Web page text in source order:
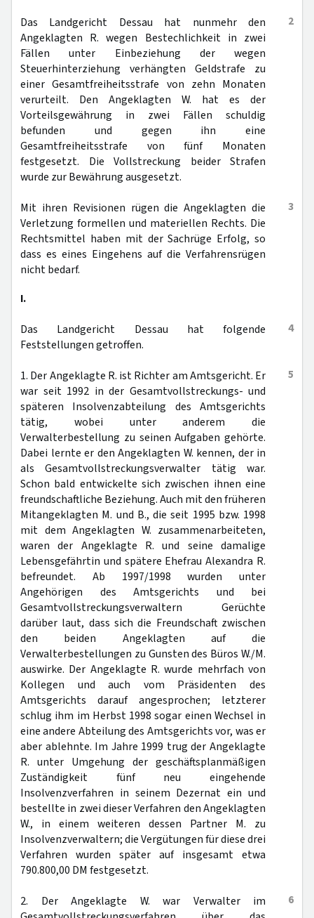
2
Das Landgericht Dessau hat nunmehr den
Angeklagten R. wegen Bestechlichkeit in zwei
Fällen unter Einbeziehung der wegen
Steuerhinterziehung verhängten Geldstrafe zu
einer Gesamtfreiheitsstrafe von zehn Monaten
verurteilt. Den Angeklagten W. hat es der
Vorteilsgewährung in zwei Fällen schuldig
befunden und gegen ihn eine
Gesamtfreiheitsstrafe von fünf Monaten
festgesetzt. Die Vollstreckung beider Strafen
wurde zur Bewährung ausgesetzt.
3
Mit ihren Revisionen rügen die Angeklagten die
Verletzung formellen und materiellen Rechts. Die
Rechtsmittel haben mit der Sachrüge Erfolg, so
dass es eines Eingehens auf die Verfahrensrügen
nicht bedarf.
I.
4
Das Landgericht Dessau hat folgende
Feststellungen getroffen.
5
1. Der Angeklagte R. ist Richter am Amtsgericht. Er
war seit 1992 in der Gesamtvollstreckungs- und
späteren Insolvenzabteilung des Amtsgerichts
tätig, wobei unter anderem die
Verwalterbestellung zu seinen Aufgaben gehörte.
Dabei lernte er den Angeklagten W. kennen, der in
als Gesamtvollstreckungsverwalter tätig war.
Schon bald entwickelte sich zwischen ihnen eine
freundschaftliche Beziehung. Auch mit den früheren
Mitangeklagten M. und B., die seit 1995 bzw. 1998
mit dem Angeklagten W. zusammenarbeiteten,
waren der Angeklagte R. und seine damalige
Lebensgefährtin und spätere Ehefrau Alexandra R.
befreundet. Ab 1997/1998 wurden unter
Angehörigen des Amtsgerichts und bei
Gesamtvollstreckungsverwaltern Gerüchte
darüber laut, dass sich die Freundschaft zwischen
den beiden Angeklagten auf die
Verwalterbestellungen zu Gunsten des Büros W./M.
auswirke. Der Angeklagte R. wurde mehrfach von
Kollegen und auch vom Präsidenten des
Amtsgerichts darauf angesprochen; letzterer
schlug ihm im Herbst 1998 sogar einen Wechsel in
eine andere Abteilung des Amtsgerichts vor, was er
aber ablehnte. Im Jahre 1999 trug der Angeklagte
R. unter Umgehung der geschäftsplanmäßigen
Zuständigkeit fünf neu eingehende
Insolvenzverfahren in seinem Dezernat ein und
bestellte in zwei dieser Verfahren den Angeklagten
W., in einem weiteren dessen Partner M. zu
Insolvenzverwaltern; die Vergütungen für diese drei
Verfahren wurden später auf insgesamt etwa
790.800,00 DM festgesetzt.
6
2. Der Angeklagte W. war Verwalter im